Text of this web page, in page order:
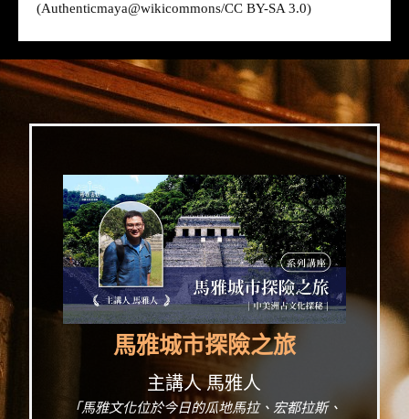
(Authenticmaya@wikicommons/CC BY-SA 3.0)
馬雅城市探險之旅
主講人 馬雅人
「馬雅文化位於今日的瓜地馬拉、宏都拉斯、